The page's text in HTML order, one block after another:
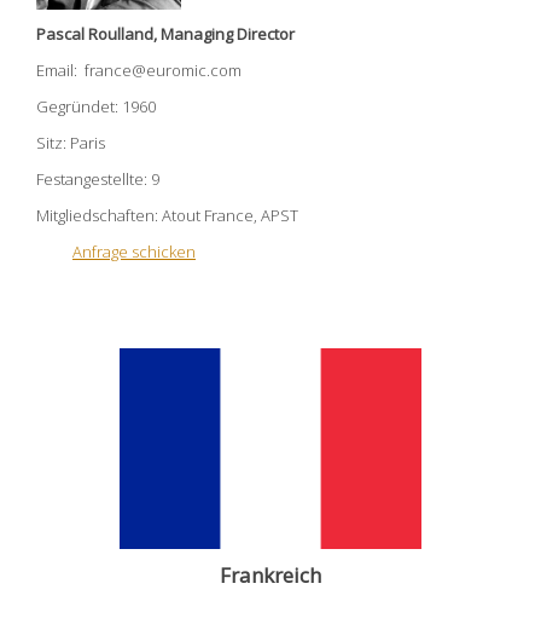
Pascal Roulland, Managing Director
Email: france@euromic.com
Gegründet: 1960
Sitz: Paris
Festangestellte: 9
Mitgliedschaften: Atout France, APST
Anfrage schicken
Frankreich